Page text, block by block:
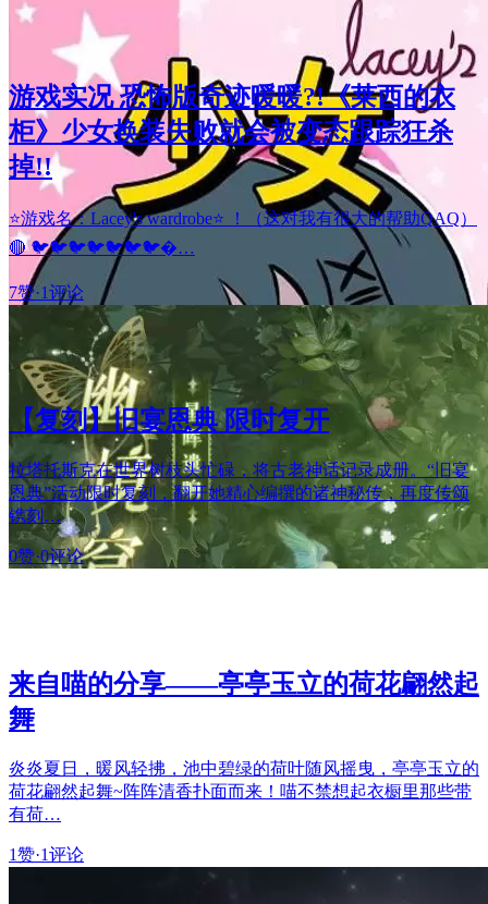
游戏实况 恐怖版奇迹暖暖?!《莱西的衣
柜》少女换装失败就会被变态跟踪狂杀
掉!!
⭐游戏名：Lacey's wardrobe⭐ ！（这对我有很大的帮助QAQ）
🔴 🐦🐦🐦🐦🐦🐦🐦�…
7赞·1评论
【复刻】旧宴恩典 限时复开
拉塔托斯克在世界树枝头忙碌，将古老神话记录成册。“旧宴
恩典”活动限时复刻，翻开她精心编撰的诸神秘传，再度传颂
镌刻…
0赞·0评论
来自喵的分享——亭亭玉立的荷花翩然起
舞
炎炎夏日，暖风轻拂，池中碧绿的荷叶随风摇曳，亭亭玉立的
荷花翩然起舞~阵阵清香扑面而来！喵不禁想起衣橱里那些带
有荷…
1赞·1评论